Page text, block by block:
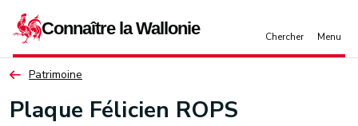
Patrimoine
Plaque Félicien ROPS